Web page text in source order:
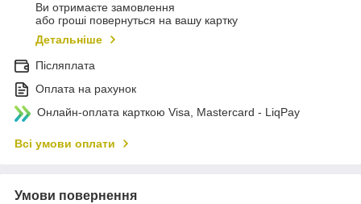
Ви отримаєте замовлення
або гроші повернуться на вашу картку
Детальніше
Післяплата
Оплата на рахунок
Онлайн-оплата карткою Visa, Mastercard - LiqPay
Всі умови оплати
Умови повернення